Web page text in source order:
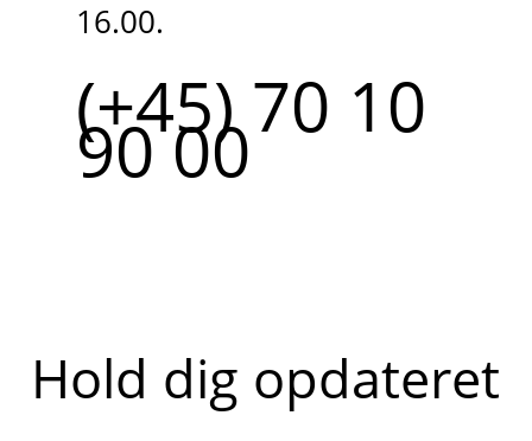
16.00.
(+45) 70 10
90 00
Hold dig opdateret